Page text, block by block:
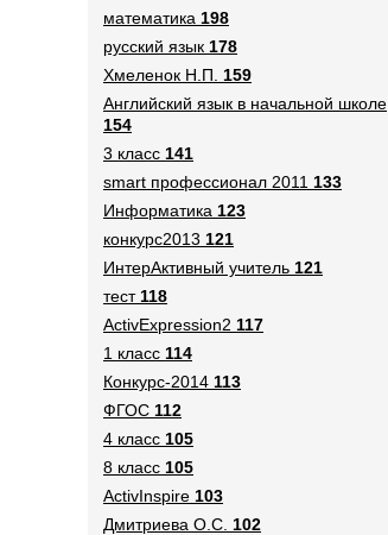
математика 198
русский язык 178
Хмеленок Н.П.
159
Английский язык в начальной школе
154
3 класс 141
smart профессионал 2011 133
Информатика 123
конкурс2013 121
ИнтерАктивный учитель 121
тест118
ActivExpression2 117
1 класс 114
Конкурс-2014 113
ФГОС 112
4 класс 105
8 класс 105
ActivInspire 103
Дмитриева О.С. 102